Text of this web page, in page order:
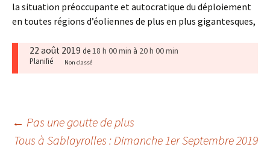
la situation préoccupante et autocratique du déploiement
en toutes régions d’éoliennes de plus en plus gigantesques,
22 août 2019 de18 h 00 min à 20 h 00 min
Planifié Non classé
Navigation
← Pas une goutte de plus
Tous à Sablayrolles : Dimanche 1er Septembre 2019